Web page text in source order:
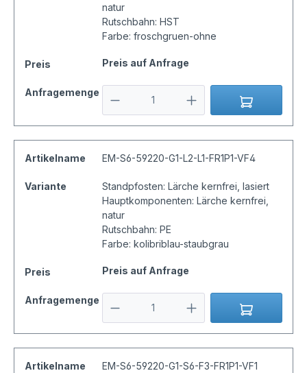
natur
Rutschbahn: HST
Farbe: froschgruen-ohne
Preis Preis auf Anfrage
Anfragemenge
Artikelname EM-S6-59220-G1-L2-L1-FR1P1-VF4
Variante
Standpfosten: Lärche kernfrei, lasiert
Hauptkomponenten: Lärche kernfrei,
natur
Rutschbahn: PE
Farbe: kolibriblau-staubgrau
Preis Preis auf Anfrage
Anfragemenge
Artikelname EM-S6-59220-G1-S6-F3-FR1P1-VF1